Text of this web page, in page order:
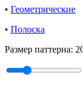
• Геометрические
• Полоска
Размер паттерна: